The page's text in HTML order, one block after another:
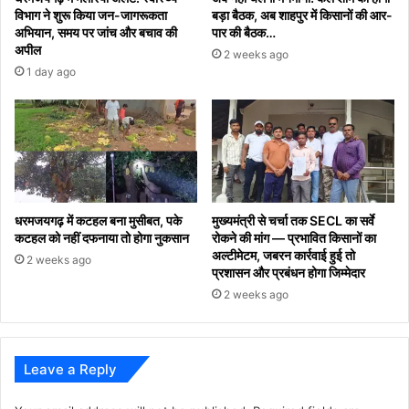
प्रदर्शनी
का
किया
अवलोकन
विभाग ने शुरू किया जन-जागरूकता
अभियान, समय पर जांच और बचाव की
अपील
1 day ago
बड़ा बैठक, अब शाहपुर में किसानों की आर-
पार की बैठक…
2 weeks ago
धरमजयगढ़ में कटहल बना मुसीबत, पके
कटहल को नहीं दफनाया तो होगा नुकसान
2 weeks ago
मुख्यमंत्री से चर्चा तक SECL का सर्वे
रोकने की मांग — प्रभावित किसानों का
अल्टीमेटम, जबरन कार्रवाई हुई तो
प्रशासन और प्रबंधन होगा जिम्मेदार
2 weeks ago
Leave a Reply